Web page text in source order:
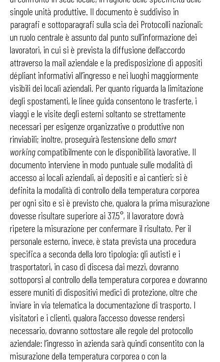
singole unità produttive. Il documento è suddiviso in
paragrafi e sottoparagrafi sulla scia dei Protocolli nazionali:
un ruolo centrale è assunto dal punto sull’informazione dei
lavoratori, in cui si è prevista la diffusione dell’accordo
attraverso la mail aziendale e la predisposizione di appositi
dépliant informativi all’ingresso e nei luoghi maggiormente
visibili dei locali aziendali. Per quanto riguarda la limitazione
degli spostamenti, le linee guida consentono le trasferte, i
viaggi e le visite degli esterni soltanto se strettamente
necessari per esigenze organizzative o produttive non
rinviabili; inoltre, proseguirà l’estensione dello smart
workingcompatibilmente con le disponibilità lavorative. Il
documento interviene in modo puntuale sulle modalità di
accesso ai locali aziendali, ai depositi e ai cantieri: si è
definita la modalità di controllo della temperatura corporea
per ogni sito e si è previsto che, qualora la prima misurazione
dovesse risultare superiore ai 37,5°, il lavoratore dovrà
ripetere la misurazione per confermare il risultato. Per il
personale esterno, invece, è stata prevista una procedura
specifica a seconda della loro tipologia: gli autisti e i
trasportatori, in caso di discesa dai mezzi, dovranno
sottoporsi al controllo della temperatura corporea e dovranno
essere muniti di dispositivi medici di protezione, oltre che
inviare in via telematica la documentazione di trasporto. I
visitatori e i clienti, qualora l’accesso dovesse rendersi
necessario, dovranno sottostare alle regole del protocollo
aziendale: l’ingresso in azienda sarà quindi consentito con la
misurazione della temperatura corporea o con la